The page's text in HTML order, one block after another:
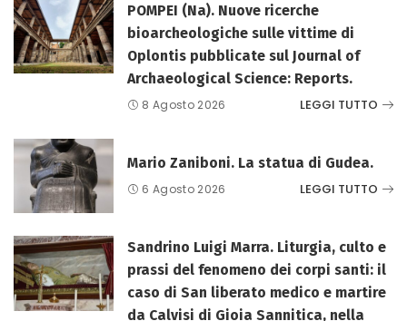
POMPEI (Na). Nuove ricerche
bioarcheologiche sulle vittime di
Oplontis pubblicate sul Journal of
Archaeological Science: Reports.
8 Agosto 2026 LEGGI TUTTO
Mario Zaniboni. La statua di Gudea.
6 Agosto 2026 LEGGI TUTTO
Sandrino Luigi Marra. Liturgia, culto e
prassi del fenomeno dei corpi santi: il
caso di San liberato medico e martire
da Calvisi di Gioia Sannitica, nella